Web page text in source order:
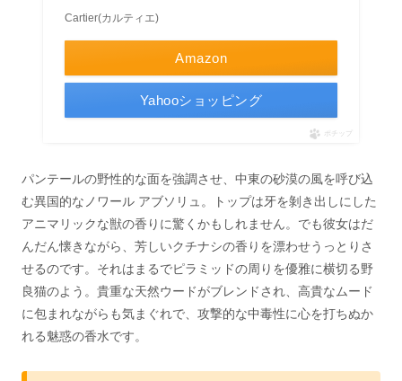
Cartier(カルティエ)
Amazon
Yahooショッピング
ポチップ
パンテールの野性的な面を強調させ、中東の砂漠の風を呼び込
む異国的なノワール アブソリュ。トップは牙を剝き出しにした
アニマリックな獣の香りに驚くかもしれません。でも彼女はだ
んだん懐きながら、芳しいクチナシの香りを漂わせうっとりさ
せるのです。それはまるでピラミッドの周りを優雅に横切る野
良猫のよう。貴重な天然ウードがブレンドされ、高貴なムード
に包まれながらも気まぐれで、攻撃的な中毒性に心を打ちぬか
れる魅惑の香水です。